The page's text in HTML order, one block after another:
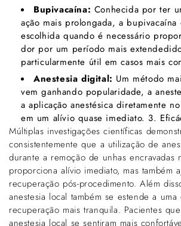
Bupivacaína: Conhecida por ter
ação mais prolongada, a
escolhida quando é necessário
dor por um período mais
particularmente útil em casos mais
Anestesia digital: Um método
vem ganhando popularidade, a
a aplicação anestésica diretamente
em um alívio quase imediato. 3.
Múltiplas investigações científicas
consistentemente que a utilização de
durante a remoção de unhas encravadas
proporciona alívio imediato, mas também
recuperação pós-procedimento. Além
anestesia local também se estende a
recuperação mais tranquila. Pacientes
anestesia local se sentiram mais